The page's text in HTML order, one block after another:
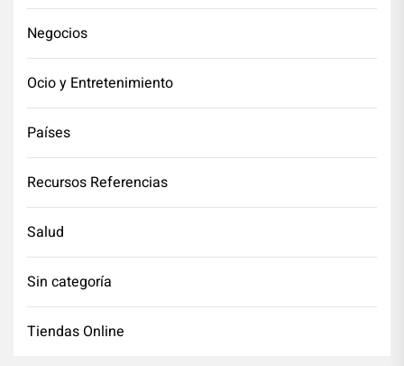
Negocios
Ocio y Entretenimiento
Países
Recursos Referencias
Salud
Sin categoría
Tiendas Online